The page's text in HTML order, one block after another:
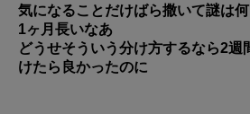
気になることだけばら撒いて謎は
1ヶ月長いなあ
どうせそういう分け方するなら2週
けたら良かったのに